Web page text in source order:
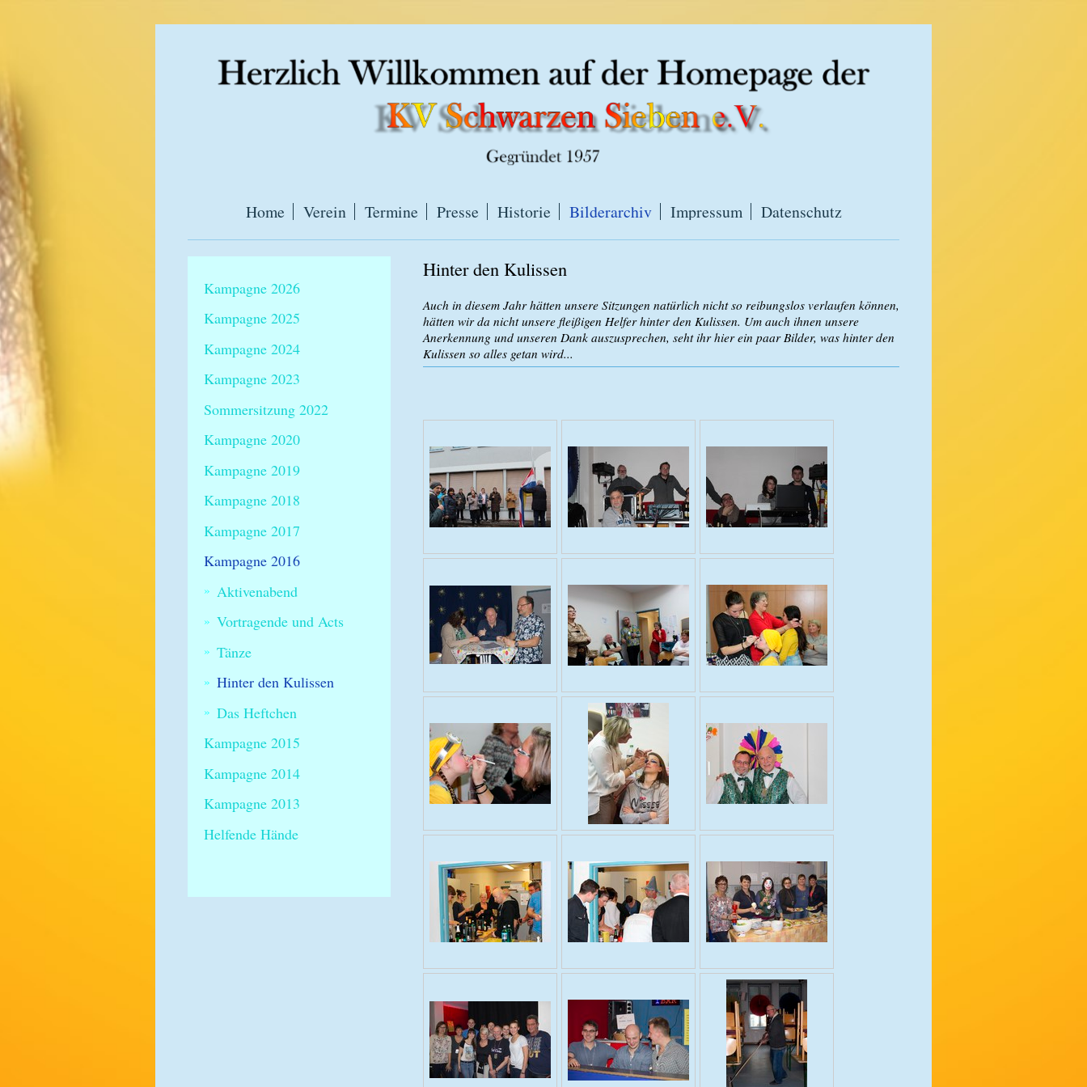
Home Verein Termine Presse Historie Bilderarchiv Impressum Datenschutz
Hinter den Kulissen
Auch in diesem Jahr hätten unsere Sitzungen natürlich nicht so reibungslos verlaufen können,
hätten wir da nicht unsere fleißigen Helfer hinter den Kulissen. Um auch ihnen unsere
Anerkennung und unseren Dank auszusprechen, seht ihr hier ein paar Bilder, was hinter den
Kulissen so alles getan wird...
Kampagne 2026
Kampagne 2025
Kampagne 2024
Kampagne 2023
Sommersitzung 2022
Kampagne 2020
Kampagne 2019
Kampagne 2018
Kampagne 2017
Kampagne 2016
Aktivenabend
Vortragende und Acts
Tänze
Hinter den Kulissen
Das Heftchen
Kampagne 2015
Kampagne 2014
Kampagne 2013
Helfende Hände